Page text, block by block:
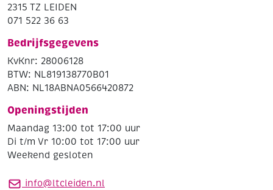
2315 TZ LEIDEN
071 522 36 63
Bedrijfsgegevens
KvKnr: 28006128
BTW: NL819138770B01
ABN: NL18ABNA0566420872
Openingstijden
Maandag 13:00 tot 17:00 uur
Di t/m Vr 10:00 tot 17:00 uur
Weekend gesloten
info@ltcleiden.nl